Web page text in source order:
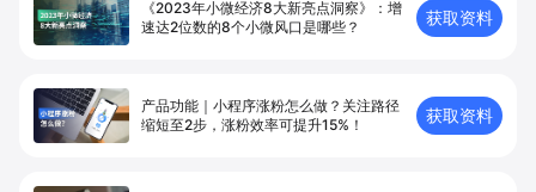
《2023年小微经济8大新亮点洞察》：增
速达2位数的8个小微风口是哪些？
获取资料
产品功能｜小程序涨粉怎么做？关注路径
缩短至2步，涨粉效率可提升15%！
获取资料